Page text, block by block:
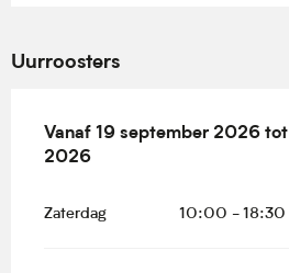
Uurroosters
Vanaf 19 september 2026 tot
Vanaf 19 september 2026 tot
2026
Zaterdag 10:00 - 18:30